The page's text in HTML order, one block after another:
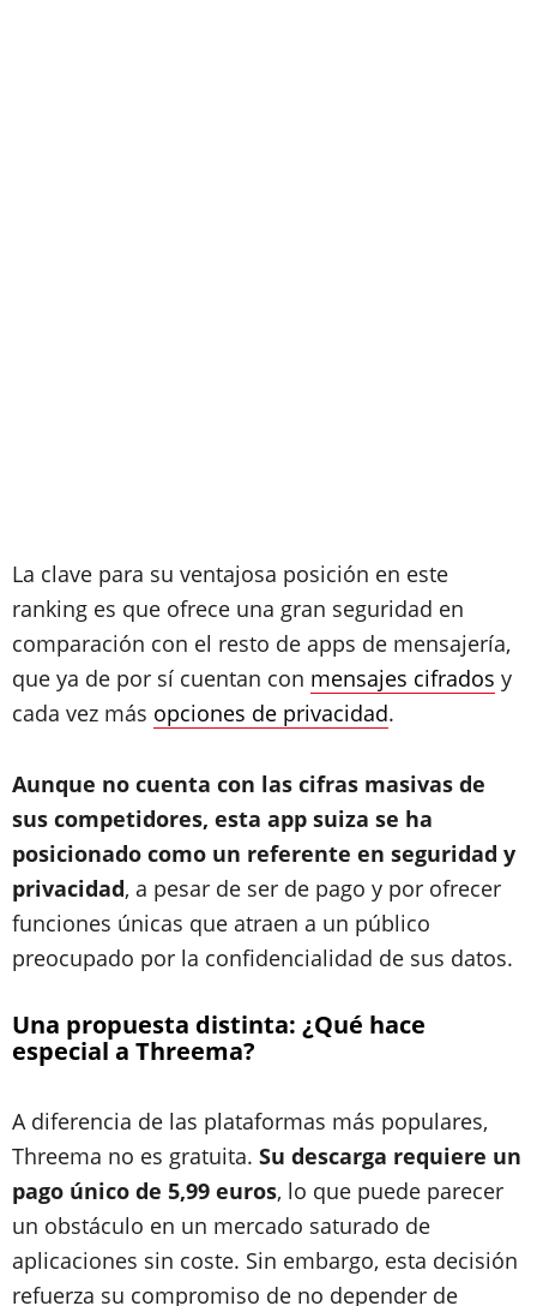
La clave para su ventajosa posición en este
ranking es que ofrece una gran seguridad en
comparación con el resto de apps de mensajería,
que ya de por sí cuentan con mensajes cifrados y
cada vez más opciones de privacidad.
Aunque no cuenta con las cifras masivas de
sus competidores, esta app suiza se ha
posicionado como un referente en seguridad y
privacidad, a pesar de ser de pago y por ofrecer
funciones únicas que atraen a un público
preocupado por la confidencialidad de sus datos.
Una propuesta distinta: ¿Qué hace
especial a Threema?
A diferencia de las plataformas más populares,
Threema no es gratuita. Su descarga requiere un
pago único de 5,99 euros, lo que puede parecer
un obstáculo en un mercado saturado de
aplicaciones sin coste. Sin embargo, esta decisión
refuerza su compromiso de no depender de